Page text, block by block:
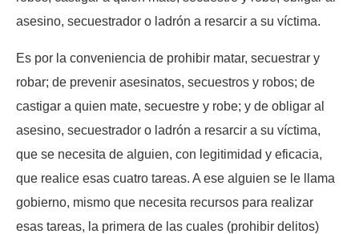
asesino, secuestrador o ladrón a resarcir a su víctima.
Es por la conveniencia de prohibir matar, secuestrar y
robar; de prevenir asesinatos, secuestros y robos; de
castigar a quien mate, secuestre y robe; y de obligar al
asesino, secuestrador o ladrón a resarcir a su víctima,
que se necesita de alguien, con legitimidad y eficacia,
que realice esas cuatro tareas. A ese alguien se le llama
gobierno, mismo que necesita recursos para realizar
esas tareas, la primera de las cuales (prohibir delitos)